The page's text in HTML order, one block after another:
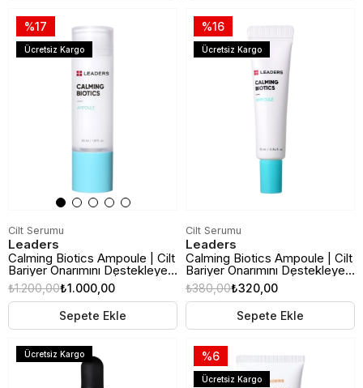
Cilt Serumu
Leaders
Calming Biotics Ampoule | Cilt
Bariyer Onarımını Destekleyen
Yüz Bakım Ampulü | 30ml
₺1.000,00
₺1.200,00
Sepete Ekle
%17
Ücretsiz Kargo
Cilt Serumu
Leaders
Calming Biotics Ampoule | Cilt
Bariyer Onarımını Destekleyen
Yüz Bakım Ampulü | 10ml
Seyehat Boy₺320,00
₺380,00
Sepete Ekle
%16
Ücretsiz Kargo
Ücretsiz Kargo %6
Ücretsiz Kargo